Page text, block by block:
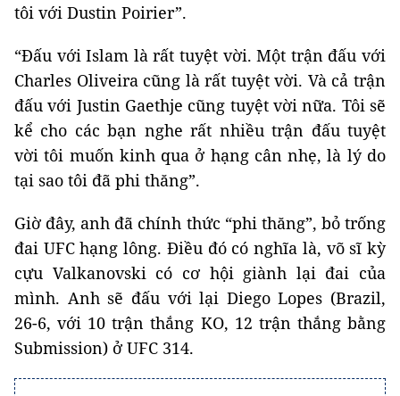
tôi với Dustin Poirier”.
“Đấu với Islam là rất tuyệt vời. Một trận đấu với
Charles Oliveira cũng là rất tuyệt vời. Và cả trận
đấu với Justin Gaethje cũng tuyệt vời nữa. Tôi sẽ
kể cho các bạn nghe rất nhiều trận đấu tuyệt
vời tôi muốn kinh qua ở hạng cân nhẹ, là lý do
tại sao tôi đã phi thăng”.
Giờ đây, anh đã chính thức “phi thăng”, bỏ trống
đai UFC hạng lông. Điều đó có nghĩa là, võ sĩ kỳ
cựu Valkanovski có cơ hội giành lại đai của
mình. Anh sẽ đấu với lại Diego Lopes (Brazil,
26-6, với 10 trận thắng KO, 12 trận thắng bằng
Submission) ở UFC 314.